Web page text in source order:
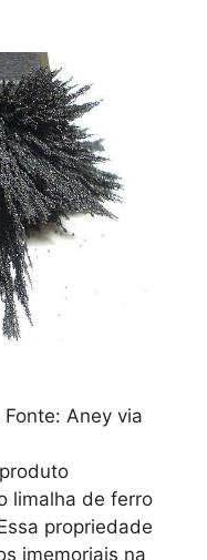
Aney via
limalha de ferro
propriedade
imemoriais na